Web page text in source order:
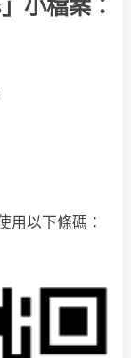
小檔案：
用以下條碼：